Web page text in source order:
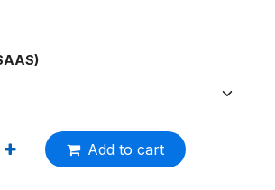
Add to cart